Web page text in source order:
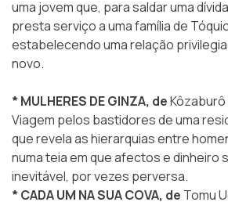
uma jovem que, para saldar uma
presta serviço a uma família de
estabelecendo uma relação
novo.
* MULHERES DE GINZA, deKôzaburô
Viagem pelos bastidores de uma
que revela as hierarquias entre
numa teia em que afectos e dinheiro
inevitável, por vezes perversa.
* CADA UM NA SUA COVA, de Tomu